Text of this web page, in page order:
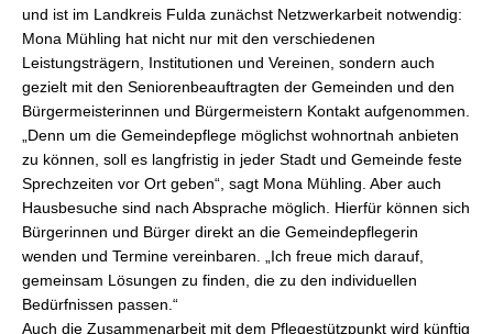
und ist im Landkreis Fulda zunächst Netzwerkarbeit notwendig:
Mona Mühling hat nicht nur mit den verschiedenen
Leistungsträgern, Institutionen und Vereinen, sondern auch
gezielt mit den Seniorenbeauftragten der Gemeinden und den
Bürgermeisterinnen und Bürgermeistern Kontakt aufgenommen.
„Denn um die Gemeindepflege möglichst wohnortnah anbieten
zu können, soll es langfristig in jeder Stadt und Gemeinde feste
Sprechzeiten vor Ort geben“, sagt Mona Mühling. Aber auch
Hausbesuche sind nach Absprache möglich. Hierfür können sich
Bürgerinnen und Bürger direkt an die Gemeindepflegerin
wenden und Termine vereinbaren. „Ich freue mich darauf,
gemeinsam Lösungen zu finden, die zu den individuellen
Bedürfnissen passen.“
Auch die Zusammenarbeit mit dem Pflegestützpunkt wird künftig